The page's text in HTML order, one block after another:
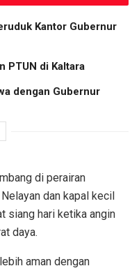
Kantor Gubernur
PTUN di Kaltara
dengan Gubernur
di perairan
dan kapal kecil
siang hari ketika angin
daya.
aman dengan